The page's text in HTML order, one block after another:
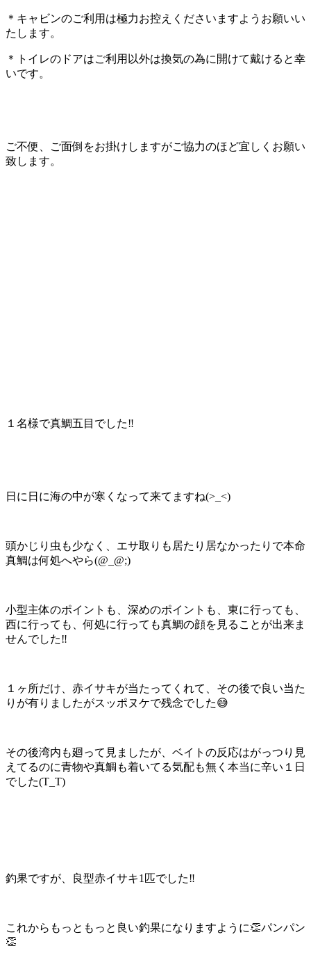
＊キャビンのご利用は極力お控えくださいますようお願いい
たします。
＊トイレのドアはご利用以外は換気の為に開けて戴けると幸
いです。
ご不便、ご面倒をお掛けしますがご協力のほど宜しくお願い
致します。
１名様で真鯛五目でした‼️
日に日に海の中が寒くなって来てますね(>_<)
頭かじり虫も少なく、エサ取りも居たり居なかったりで本命
真鯛は何処へやら(@_@;)
小型主体のポイントも、深めのポイントも、東に行っても、
西に行っても、何処に行っても真鯛の顔を見ることが出来ま
せんでした‼️
１ヶ所だけ、赤イサキが当たってくれて、その後で良い当た
りが有りましたがスッポヌケで残念でした😅
その後湾内も廻って見ましたが、ベイトの反応はがっつり見
えてるのに青物や真鯛も着いてる気配も無く本当に辛い１日
でした(T_T)
釣果ですが、良型赤イサキ1匹でした‼️
これからもっともっと良い釣果になりますように👏パンパン
👏